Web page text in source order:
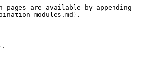
are available by appending
modules.md).
.